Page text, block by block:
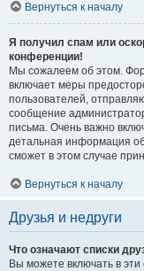
Вернуться к началу
Я получил спам или
конференции!
Мы сожалеем об этом.
включает меры
пользователей,
сообщение
письма. Очень важно
детальная информация
сможет в этом случае
Вернуться к началу
Друзья и недруги
Что означают списки
Вы можете включать в